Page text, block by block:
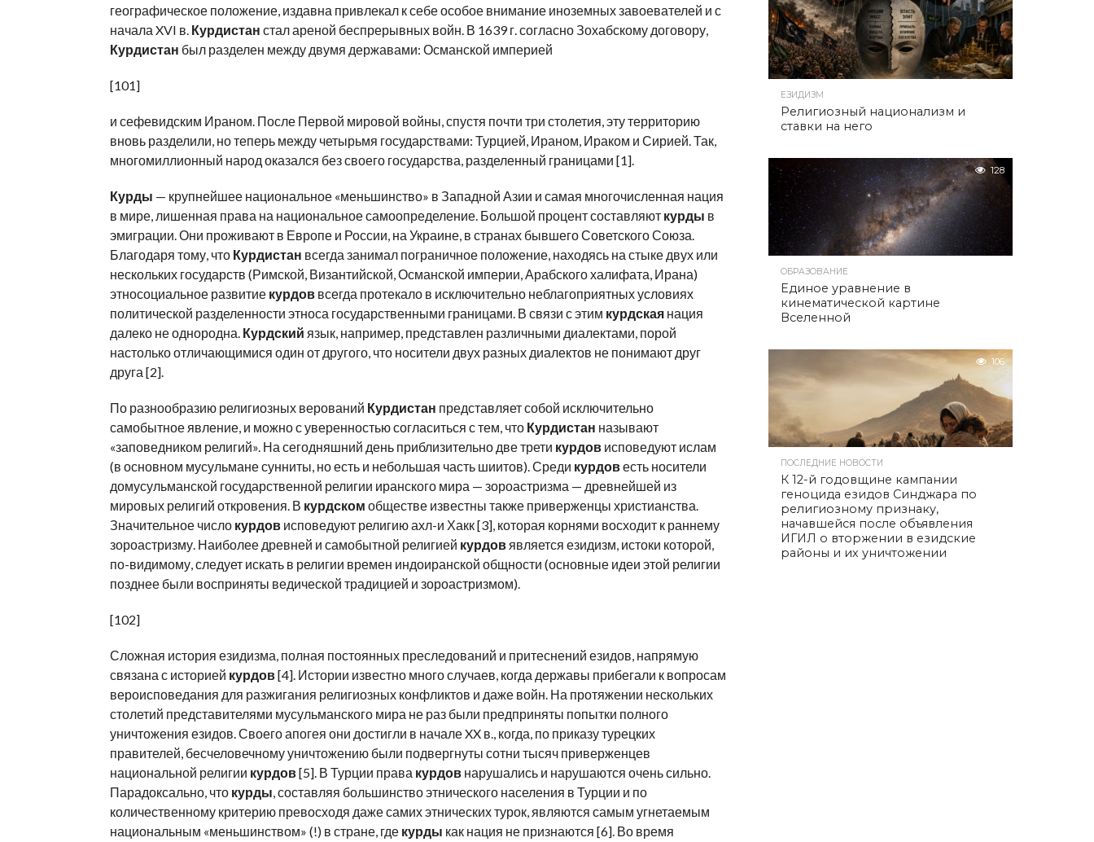
географическое положение, издавна привлекал к себе особое внимание иноземных завоевателей и с
начала XVI в. Курдистан стал ареной беспрерывных войн. В 1639 г. согласно Зохабскому договору,
Курдистан был разделен между двумя державами: Османской империей
[101]
и сефевидским Ираном. После Первой мировой войны, спустя почти три столетия, эту территорию
вновь разделили, но теперь между четырьмя государствами: Турцией, Ираном, Ираком и Сирией. Так,
многомиллионный народ оказался без своего государства, разделенный границами [1].
Курды — крупнейшее национальное «меньшинство» в Западной Азии и самая многочисленная нация
в мире, лишенная права на национальное самоопределение. Большой процент составляют курды в
эмиграции. Они проживают в Европе и России, на Украине, в странах бывшего Советского Союза.
Благодаря тому, что Курдистан всегда занимал пограничное положение, находясь на стыке двух или
нескольких государств (Римской, Византийской, Османской империи, Арабского халифата, Ирана)
этносоциальное развитие курдов всегда протекало в исключительно неблагоприятных условиях
политической разделенности этноса государственными границами. В связи с этим курдская нация
далеко не однородна. Курдский язык, например, представлен различными диалектами, порой
настолько отличающимися один от другого, что носители двух разных диалектов не понимают друг
друга [2].
По разнообразию религиозных верований Курдистан представляет собой исключительно
самобытное явление, и можно с уверенностью согласиться с тем, что Курдистан называют
«заповедником религий». На сегодняшний день приблизительно две трети курдов исповедуют ислам
(в основном мусульмане сунниты, но есть и небольшая часть шиитов). Среди курдовесть носители
домусульманской государственной религии иранского мира — зороастризма — древнейшей из
мировых религий откровения. В курдском обществе известны также приверженцы христианства.
Значительное число курдов исповедуют религию ахл-и Хакк [3], которая корнями восходит к раннему
зороастризму. Наиболее древней и самобытной религией курдов является езидизм, истоки которой,
по-видимому, следует искать в религии времен индоиранской общности (основные идеи этой религии
позднее были восприняты ведической традицией и зороастризмом).
[102]
Сложная история езидизма, полная постоянных преследований и притеснений езидов, напрямую
связана с историей курдов[4]. Истории известно много случаев, когда державы прибегали к вопросам
вероисповедания для разжигания религиозных конфликтов и даже войн. На протяжении нескольких
столетий представителями мусульманского мира не раз были предприняты попытки полного
уничтожения езидов. Своего апогея они достигли в начале XX в., когда, по приказу турецких
правителей, бесчеловечному уничтожению были подвергнуты сотни тысяч приверженцев
национальной религии курдов[5]. В Турции права курдов нарушались и нарушаются очень сильно.
Парадоксально, что курды, составляя большинство этнического населения в Турции и по
количественному критерию превосходя даже самих этнических турок, являются самым угнетаемым
национальным «меньшинством» (!) в стране, где курды как нация не признаются [6]. Во время
ЕЗИДИЗМ
Религиозный национализм и
ставки на него
128
ОБРАЗОВАНИЕ
Единое уравнение в
кинематической картине
Вселенной
106
ПОСЛЕДНИЕ НОВОСТИ
К 12-й годовщине кампании
геноцида езидов Синджара по
религиозному признаку,
начавшейся после объявления
ИГИЛ о вторжении в езидские
районы и их уничтожении